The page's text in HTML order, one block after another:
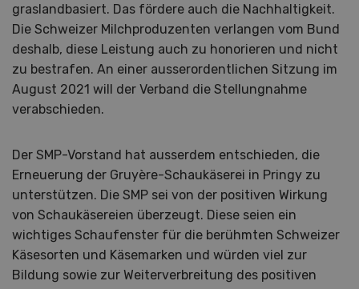
graslandbasiert. Das fördere auch die Nachhaltigkeit.
Die Schweizer Milchproduzenten verlangen vom Bund
deshalb, diese Leistung auch zu honorieren und nicht
zu bestrafen. An einer ausserordentlichen Sitzung im
August 2021 will der Verband die Stellungnahme
verabschieden.
Der SMP-Vorstand hat ausserdem entschieden, die
Erneuerung der Gruyère-Schaukäserei in Pringy zu
unterstützen. Die SMP sei von der positiven Wirkung
von Schaukäsereien überzeugt. Diese seien ein
wichtiges Schaufenster für die berühmten Schweizer
Käsesorten und Käsemarken und würden viel zur
Bildung sowie zur Weiterverbreitung des positiven